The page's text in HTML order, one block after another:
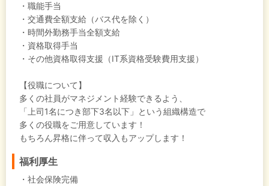
・職能手当
・交通費全額支給（バス代を除く）
・時間外勤務手当全額支給
・資格取得手当
・その他資格取得支援（IT系資格受験費用支援）
【役職について】
多くの社員がマネジメント経験できるよう、
「上司1名につき部下3名以下」という組織構造で
多くの役職をご用意しています！
もちろん昇格に伴って収入もアップします！
福利厚生
・社会保険完備